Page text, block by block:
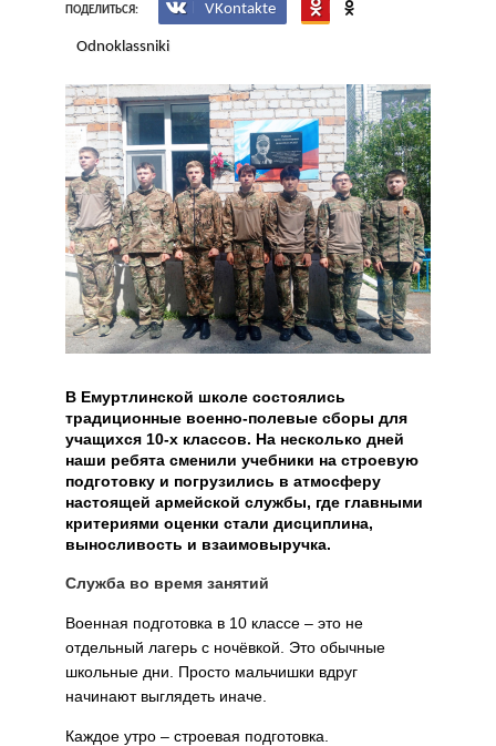
ПОДЕЛИТЬСЯ: VKontakte
Odnoklassniki
В Емуртлинской школе состоялись
традиционные военно-полевые сборы для
учащихся 10-х классов. На несколько дней
наши ребята сменили учебники на строевую
подготовку и погрузились в атмосферу
настоящей армейской службы, где главными
критериями оценки стали дисциплина,
выносливость и взаимовыручка.
Служба во время занятий
Военная подготовка в 10 классе – это не
отдельный лагерь с ночёвкой. Это обычные
школьные дни. Просто мальчишки вдруг
начинают выглядеть иначе.
Каждое утро – строевая подготовка.